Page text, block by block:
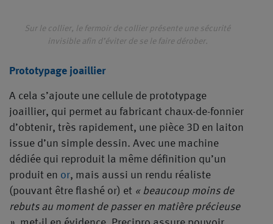
Sur le collier, le fermoir de collier présente une sécurité
invisible afin d’éviter de se le faire dérober.
Prototypage joaillier
A cela s’ajoute une cellule de prototypage
joaillier, qui permet au fabricant chaux-de-fonnier
d’obtenir, très rapidement, une pièce 3D en laiton
issue d’un simple dessin. Avec une machine
dédiée qui reproduit la même définition qu’un
produit en or, mais aussi un rendu réaliste
(pouvant être flashé or) et « beaucoup moins de
rebuts au moment de passer en matière précieuse